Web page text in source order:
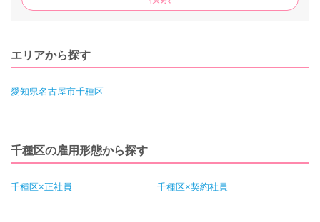
エリアから探す
愛知県名古屋市千種区
千種区の雇用形態から探す
千種区×正社員 千種区×契約社員